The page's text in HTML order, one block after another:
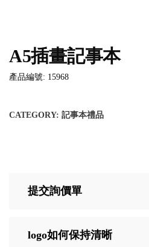
A5插畫記事本
產品編號: 15968
CATEGORY: 記事本禮品
提交詢價單
logo如何保持清晰